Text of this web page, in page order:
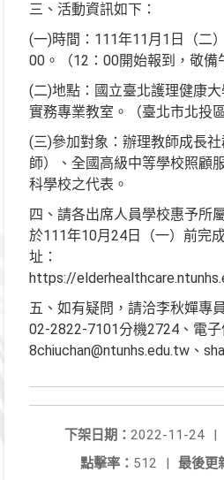
三、活動資訊如下：
(一)時間：111年11月1日（二
00。（12：00開始報到，敬備
(二)地點：國立臺北護理健康
實務專業教室。（臺北市北投
(三)參加對象：辦理教師成長
師）、全國高級中等學校照顧
科學校之代表。
四、請各出席人員學校惠予所
於111年10月24日（一）前完
址：
https://
五、如有疑問，請洽李秋嬋專
02-2822-7101分機2724、電子
8chiuchan@ntunhs.edu.tw、
下架日期： 2022-11-24
|
最後更
點擊率： 512 |